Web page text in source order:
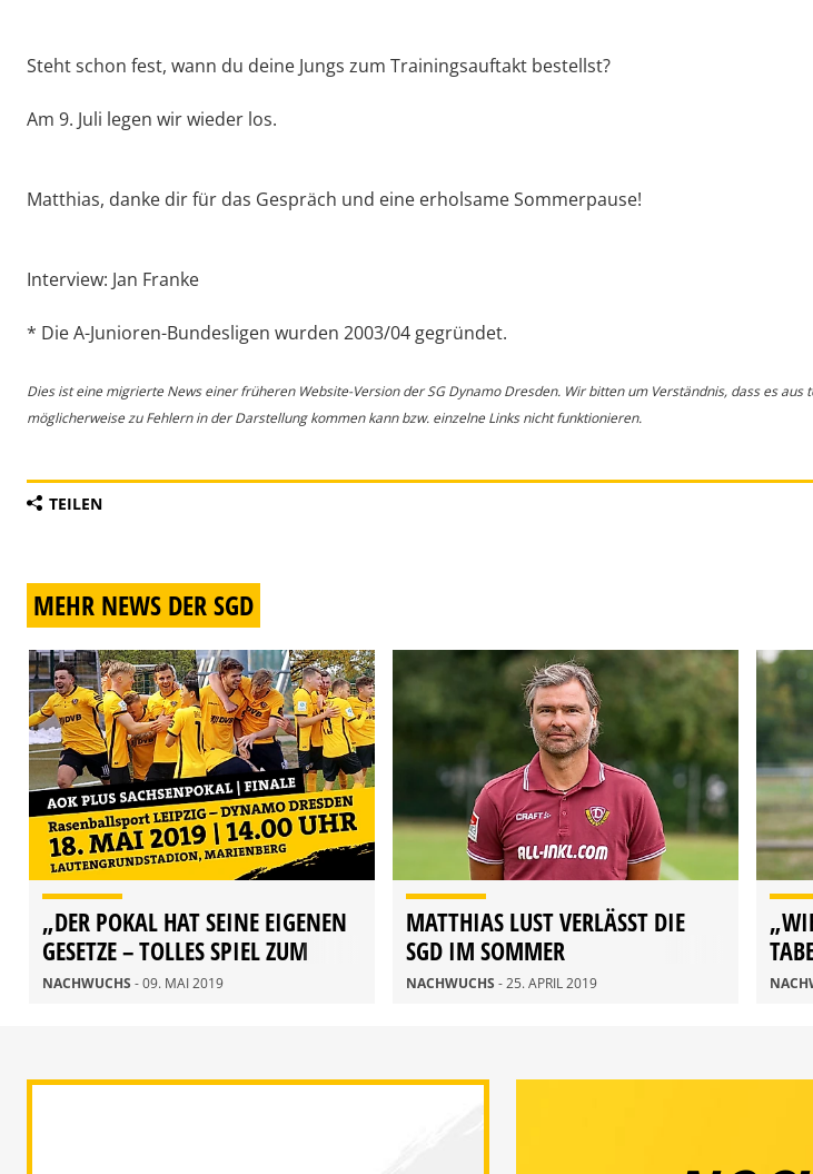
Steht schon fest, wann du deine Jungs zum Trainingsauftakt bestellst?
Am 9. Juli legen wir wieder los.
Matthias, danke dir für das Gespräch und eine erholsame Sommerpause!
Interview: Jan Franke
* Die A-Junioren-Bundesligen wurden 2003/04 gegründet.
Dies ist eine migrierte News einer früheren Website-Version der SG Dynamo Dresden. Wir bitten um Verständnis, dass es aus
möglicherweise zu Fehlern in der Darstellung kommen kann bzw. einzelne Links nicht funktionieren.
TEILEN
MEHR NEWS DER SGD
„DER POKAL HAT SEINE EIGENEN
GESETZE – TOLLES SPIEL ZUM
ABSCHLUSS“
NACHWUCHS - 09. MAI 2019
MATTHIAS LUST VERLÄSST DIE
SGD IM SOMMER
NACHWUCHS - 25. APRIL 2019